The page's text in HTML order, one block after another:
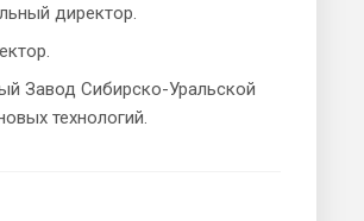
директор.
Завод Сибирско-Уральской
технологий.